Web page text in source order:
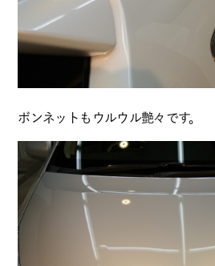
ボンネットもウルウル艶々です。